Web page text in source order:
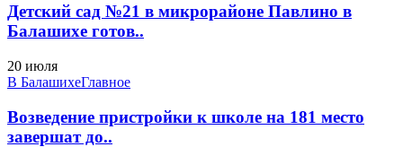
Детский сад №21 в микрорайоне Павлино в
Балашихе готов..
20 июля
В БалашихеГлавное
Возведение пристройки к школе на 181 место
завершат до..